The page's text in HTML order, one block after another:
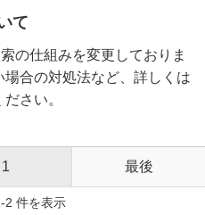
て
の仕組みを変更しておりま
合の対処法など、詳しくは
さい。
1 最後
2 件を表示